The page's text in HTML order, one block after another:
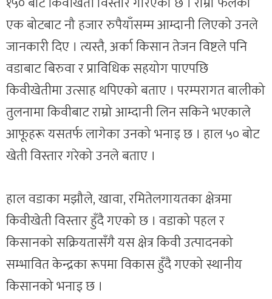
एक बोटबाट नौ हजार रुपैयाँसम्म आम्दानी लिएको उनले
जानकारी दिए । त्यस्तै, अर्का किसान तेजन विष्टले पनि
वडाबाट बिरुवा र प्राविधिक सहयोग पाएपछि
किवीखेतीमा उत्साह थपिएको बताए । परम्परागत बालीको
तुलनामा किवीबाट राम्रो आम्दानी लिन सकिने भएकाले
आफूहरू यसतर्फ लागेका उनको भनाइ छ । हाल ५० बोट
खेती विस्तार गरेको उनले बताए ।
हाल वडाका मझौले, खावा, रमितेलगायतका क्षेत्रमा
किवीखेती विस्तार हुँदै गएको छ । वडाको पहल र
किसानको सक्रियतासँगै यस क्षेत्र किवी उत्पादनको
सम्भावित केन्द्रका रूपमा विकास हुँदै गएको स्थानीय
किसानको भनाइ छ ।